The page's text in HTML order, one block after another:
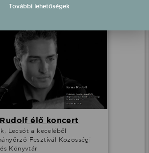
élő koncert
Lecsót a keceléből
Fesztivál Közösségi
Könyvtár